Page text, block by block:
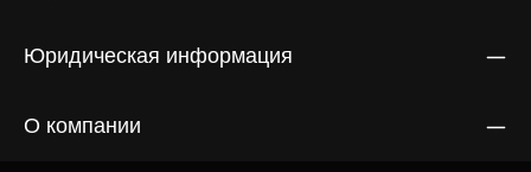
Юридическая информация
О компании